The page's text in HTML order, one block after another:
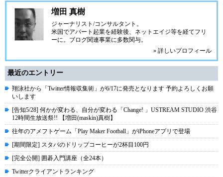
増田 真樹
ジャーナリスト/コンサルタント。
米国でアパート起業を経験後、ネットエイジ等を経てフリ
ーに。ブログ関連事業に多数関与。
» 詳しいプロフィール
最近のエントリー
翔泳社から「Twitter情報収集術」が6/17に発売となります 予約よろしくお願
いします
[告知5/28] 何かが変わる、自分が変わる「Change! 」USTREAM STUDIO 渋谷
12時間生放送祭!! 【増田(maskin)真樹】
往年のアメフトゲーム「Play Maker Football」がiPhoneアプリで登場
[期間限定] スタバのドリップコーヒーが2杯目100円
[完全公開] 囲碁入門講座（全24本）
Twitterクライアントランキング